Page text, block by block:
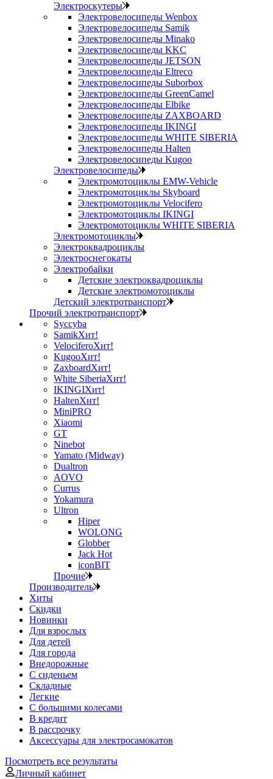
Электроскутеры
Электровелосипеды Wenbox
Электровелосипеды Samik
Электровелосипеды Minako
Электровелосипеды KKC
Электровелосипеды JETSON
Электровелосипеды Eltreco
Электровелосипеды Suborbox
Электровелосипеды GreenCamel
Электровелосипеды Elbike
Электровелосипеды ZAXBOARD
Электровелосипеды IKINGI
Электровелосипеды WHITE SIBERIA
Электровелосипеды Halten
Электровелосипеды Kugoo
Электровелосипеды
Электромотоциклы EMW-Vehicle
Электромотоциклы Skyboard
Электромотоциклы Velocifero
Электромотоциклы IKINGI
Электромотоциклы WHITE SIBERIA
Электромотоциклы
Электроквадроциклы
Электроснегокаты
Электробайки
Детские электроквадроциклы
Детские электромотоциклы
Детский электротранспорт
Прочий электротранспорт
Syccyba
SamikХит!
VelociferoХит!
KugooХит!
ZaxboardХит!
White SiberiaХит!
IKINGIХит!
HaltenХит!
MiniPRO
Xiaomi
GT
Ninebot
Yamato (Midway)
Dualtron
AOVO
Currus
Yokamura
Ultron
Hiper
WOLONG
Globber
Jack Hot
iconBIT
Прочие
Производитель
Хиты
Скидки
Новинки
Для взрослых
Для детей
Для города
Внедорожные
С сиденьем
Складные
Легкие
С большими колесами
В кредит
В рассрочку
Аксессуары для электросамокатов
Посмотреть все результаты
Личный кабинет